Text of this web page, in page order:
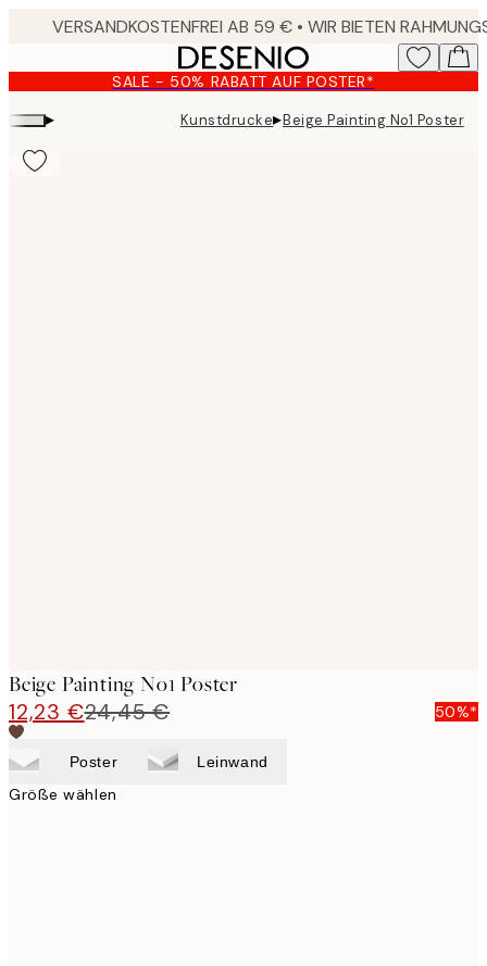
content.
SALE - 50% RABATT AUF POSTER*
▸ Kunstdrucke▸Beige Painting No1 Poster
Beige Painting No1 Poster
12,23 €24,45 € 50%*
Poster Leinwand
Größe wählen